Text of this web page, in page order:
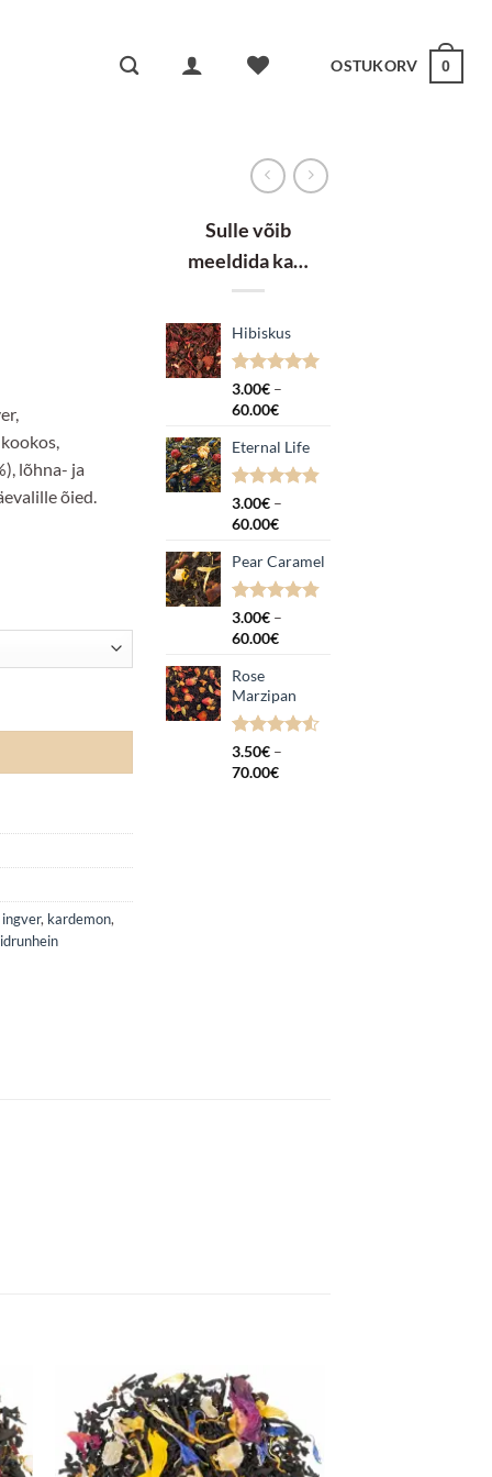
OSTUKORV 0
lõhna- ja
õied.
ingver, kardemon,
Sulle võib
meeldida ka…
Hibiskus
Hinnatud
5.00/5
1
hinnangu
põhjal
3.00€ –
60.00€Hinnavahemik:
kuni
60.00€
Eternal Life
Hinnatud
4.82/5
11
hinnangu
põhjal
3.00€ –
60.00€Hinnavahemik:
kuni
60.00€
Pear Caramel
Hinnatud
4.78/5
9
hinnangu
põhjal
3.00€ –
60.00€Hinnavahemik:
60.00€
Rose
Marzipan
Hinnatud
4.50/5
2
3.50€ –
70.00€Hinnavahemik:
Lisa
lemmikuks